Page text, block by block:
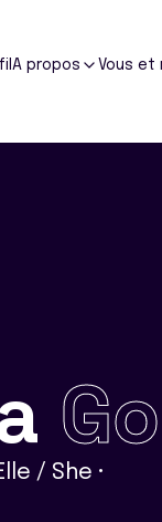
A propos Vous et
/ She •